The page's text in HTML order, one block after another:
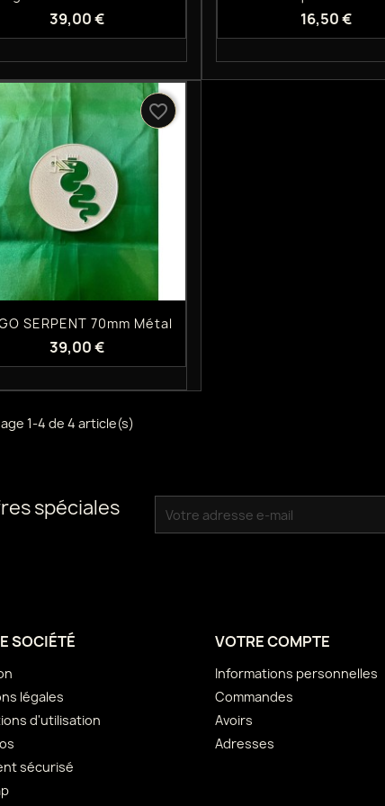
39,00 € 16,50 €
Aperçu rapide
SERPENT 70mm Métal
39,00 €
favorite_border
1-4 de 4 article(s)
spéciales
SOCIÉTÉ
légales
d'utilisation
sécurisé
VOTRE COMPTE
Informations personnelles
Commandes
Avoirs
Adresses